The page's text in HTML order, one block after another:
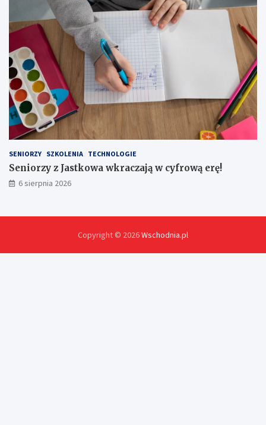
o
e
r
y
SENIORZY SZKOLENIA TECHNOLOGIE
Seniorzy z Jastkowa wkraczają w cyfrową erę!
6 sierpnia 2026
Copyright © 2026Wschodnia.pl